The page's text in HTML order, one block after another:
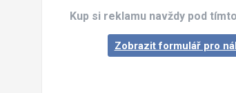
Kup si reklamu navždy pod
Zobrazit formulář pro